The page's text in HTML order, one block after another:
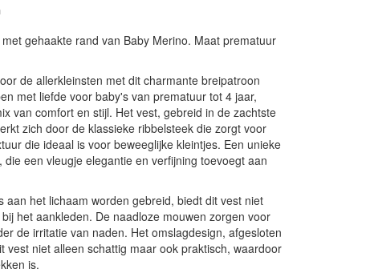
gehaakte rand van Baby Merino. Maat prematuur
de allerkleinsten met dit charmante breipatroon
met liefde voor baby's van prematuur tot 4 jaar,
van comfort en stijl. Het vest, gebreid in de zachtste
zich door de klassieke ribbelsteek die zorgt voor
die ideaal is voor beweeglijke kleintjes. Een unieke
een vleugje elegantie en verfijning toevoegt aan
aan het lichaam worden gebreid, biedt dit vest niet
het aankleden. De naadloze mouwen zorgen voor
de irritatie van naden. Het omslagdesign, afgesloten
vest niet alleen schattig maar ook praktisch, waardoor
is.